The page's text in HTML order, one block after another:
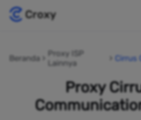
Beranda
Proxy ISP
Lainnya
Proxy